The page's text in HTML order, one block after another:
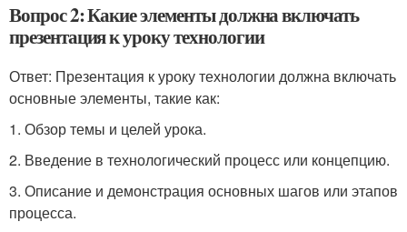
Вопрос 2: Какие элементы должна включать
презентация к уроку технологии
Ответ: Презентация к уроку технологии должна включать
основные элементы, такие как:
1. Обзор темы и целей урока.
2. Введение в технологический процесс или концепцию.
3. Описание и демонстрация основных шагов или этапов
процесса.